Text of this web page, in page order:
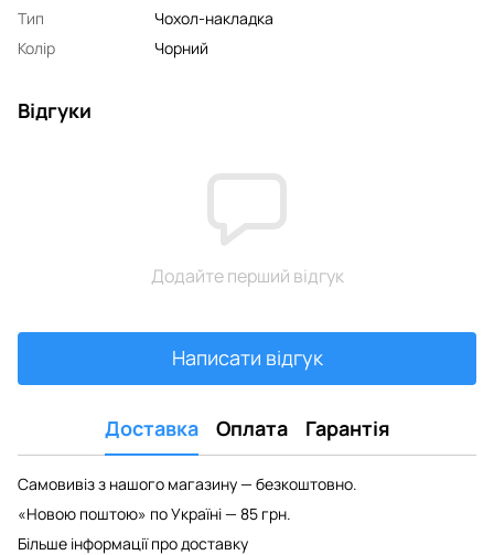
Тип
Чохол-накладка
Колір
Чорний
Відгуки
Додайте перший відгук
Написати відгук
Доставка Оплата Гарантія
Самовивіз з нашого магазину — безкоштовно.
«Новою поштою» по Україні — 85 грн.
Більше інформації про доставку